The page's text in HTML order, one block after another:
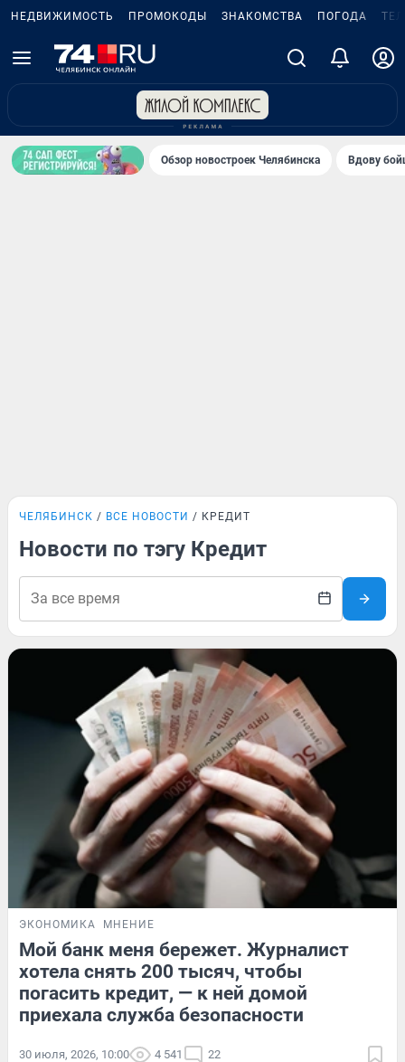
НЕДВИЖИМОСТЬ ПРОМОКОДЫ ЗНАКОМСТВА ПОГОДА
Обзор новостроек Челябинска Вдову
ЧЕЛЯБИНСК ВСЕ НОВОСТИ КРЕДИТ
Новости по тэгу Кредит
ЭКОНОМИКА МНЕНИЕ
Мой банк меня бережет. Журналист
хотела снять 200 тысяч, чтобы
погасить кредит, — к ней домой
приехала служба безопасности
30 июля, 2026, 10:00 4 541 22